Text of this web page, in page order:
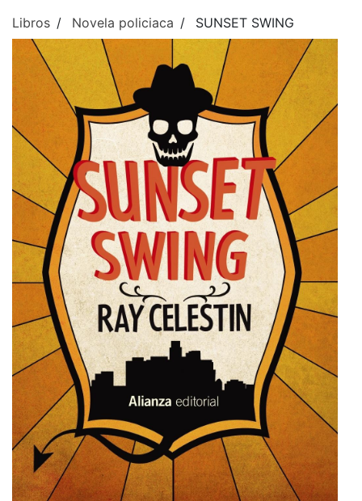
Libros Novela policiaca SUNSET SWING